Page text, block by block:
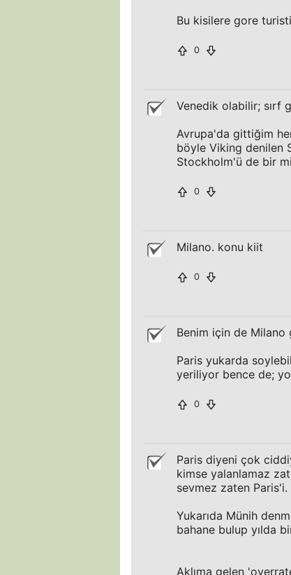
Bu kisilere gore
0
Venedik olabilir; sırf
Avrupa'da gittiğim
böyle Viking denilen
Stockholm'ü de bir
0
Milano. konu kiit
0
Benim için de Milano
Paris yukarda
yeriliyor bence de;
0
Paris diyeni çok
kimse yalanlamaz
sevmez zaten Paris'i.
Yukarıda Münih
bahane bulup yılda
Aklıma gelen